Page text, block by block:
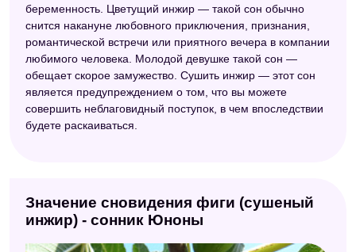
Сонник Таро
Сонник Кананита
Психоаналитический сонник
Сонник Хассе
беременность. Цветущий инжир — такой сон обычно
снится накануне любовного приключения, признания,
романтической встречи или приятного вечера в компании
любимого человека. Молодой девушке такой сон —
обещает скорое замужество. Сушить инжир — этот сон
является предупреждением о том, что вы можете
совершить неблаговидный поступок, в чем впоследствии
будете раскаиваться.
Значение сновидения фиги (сушеный
инжир) - сонник Юноны